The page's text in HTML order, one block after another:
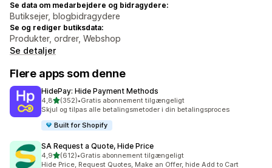
Se data om medarbejdere og bidragydere:
Butiksejer, blogbidragydere
Se og rediger butiksdata:
Produkter, ordrer, Webshop
Se detaljer
Flere apps som denne
HidePay: Hide Payment Methods
4,8ud af 5 stjerner
(352)
352 anmeldelser i alt
•Gratis abonnement tilgængeligt
Skjul og tilpas alle betalingsmetoder i din betalingsproces
Built for Shopify
SA Request a Quote, Hide Price
4,9ud af 5 stjerner
(612)
612 anmeldelser i alt
•Gratis abonnement tilgængeligt
Hide Price, Request Quotes, Make an Offer, hide Add to Cart